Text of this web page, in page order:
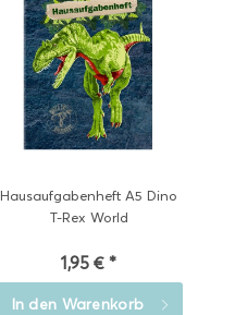
Hausaufgabenheft A5 Dino
T-Rex World
1,95 € *
In den Warenkorb